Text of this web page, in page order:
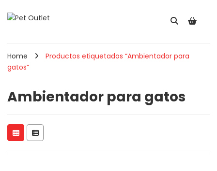
Home
Productos etiquetados “Ambientador para
gatos”
Ambientador para gatos